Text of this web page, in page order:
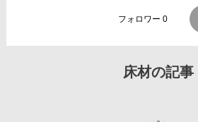
フォロワー0
床材の記事